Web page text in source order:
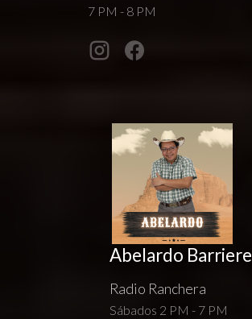
7 PM - 8 PM
Abelardo Barriere
Radio Ranchera
Sábados 2 PM - 7 PM